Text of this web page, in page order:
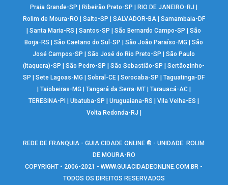
Praia Grande-SP
Ribeirão Preto-SP RIO DE JANEIRO-RJ
Rolim de Moura-RO
Salto-SP SALVADOR-BA| Samambaia-DF
|Santa Maria-RS |Santos-SP |São Bernardo Campo-SP |São
Borja-RS
|São Caetano do Sul-SP |São João Paraíso-MG |São
José Campos-SP
|São José do Rio Preto-SP |São Paulo
(Itaquera)-SP
|São Pedro-SP |São Sebastião-SP |Sertãozinho-
SP
|Sete Lagoas-MG |Sobral-CE |Sorocaba-SP |Taguatinga-DF
Taiobeiras-MG Tangará da Serra-MT| Tarauacá-AC|
TERESINA-PI
|Ubatuba-SP |Uruguaiana-RS |Vila Velha-ES
Volta Redonda-RJ
REDE DE FRANQUIA - GUIA CIDADE ONLINE ® - UNIDADE: ROLIM
DE MOURA-RO
COPYRIGHT • 2006-2021 -WWW.GUIACIDADEONLINE.COM.BR -
TODOS OS DIREITOS RESERVADOS